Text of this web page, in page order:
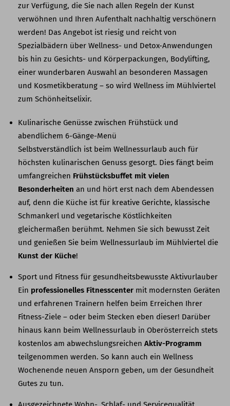
zur Verfügung, die Sie nach allen Regeln der Kunst
verwöhnen und Ihren Aufenthalt nachhaltig verschönern
werden! Das Angebot ist riesig und reicht von
Spezialbädern über Wellness- und Detox-Anwendungen
bis hin zu Gesichts- und Körperpackungen, Bodylifting,
einer wunderbaren Auswahl an besonderen Massagen
und Kosmetikberatung – so wird Wellness im Mühlviertel
zum Schönheitselixir.
Kulinarische Genüsse zwischen Frühstück und
abendlichem 6-Gänge-Menü
Selbstverständlich ist beim Wellnessurlaub auch für
höchsten kulinarischen Genuss gesorgt. Dies fängt beim
umfangreichen Frühstücksbuffet mit vielen
Besonderheiten an und hört erst nach dem Abendessen
auf, denn die Küche ist für kreative Gerichte, klassische
Schmankerl und vegetarische Köstlichkeiten
gleichermaßen berühmt. Nehmen Sie sich bewusst Zeit
und genießen Sie beim Wellnessurlaub im Mühlviertel die
Kunst der Küche!
Sport und Fitness für gesundheitsbewusste Aktivurlauber
Ein professionelles Fitnesscenter mit modernsten Geräten
und erfahrenen Trainern helfen beim Erreichen Ihrer
Fitness-Ziele – oder beim Stecken eben dieser! Darüber
hinaus kann beim Wellnessurlaub in Oberösterreich stets
kostenlos am abwechslungsreichen Aktiv-Programm
teilgenommen werden. So kann auch ein Wellness
Wochenende neuen Ansporn geben, um der Gesundheit
Gutes zu tun.